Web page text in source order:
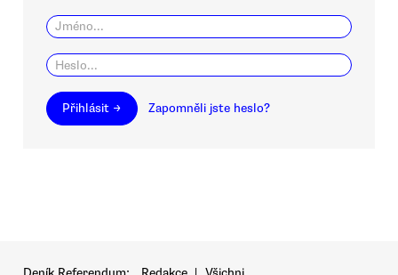
Přihlásit → Zapomněli jste heslo?